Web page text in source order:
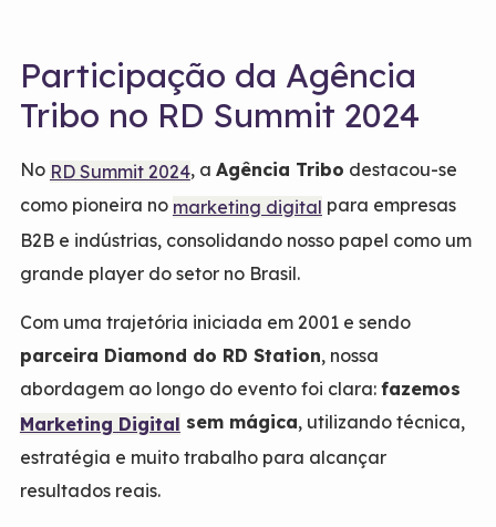
Participação da Agência
Tribo no RD Summit 2024
No RD Summit 2024, a Agência Tribo destacou-se
como pioneira no marketing digital para empresas
B2B e indústrias, consolidando nosso papel como um
grande player do setor no Brasil.
Com uma trajetória iniciada em 2001 e sendo
parceira Diamond do RD Station, nossa
abordagem ao longo do evento foi clara: fazemos
Marketing Digital sem mágica, utilizando técnica,
estratégia e muito trabalho para alcançar
resultados reais.